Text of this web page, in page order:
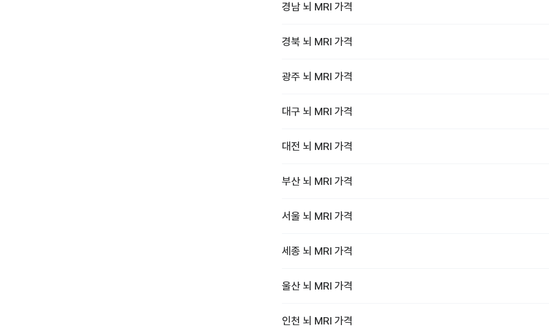
경남 뇌 MRI 가격
경북 뇌 MRI 가격
광주 뇌 MRI 가격
대구 뇌 MRI 가격
대전 뇌 MRI 가격
부산 뇌 MRI 가격
서울 뇌 MRI 가격
세종 뇌 MRI 가격
울산 뇌 MRI 가격
인천 뇌 MRI 가격